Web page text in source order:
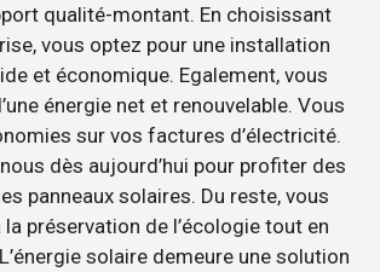
qualité-montant. En choisissant
vous optez pour une installation
et économique. Egalement, vous
énergie net et renouvelable. Vous
sur vos factures d’électricité.
dès aujourd’hui pour profiter des
panneaux solaires. Du reste, vous
préservation de l’écologie tout en
solaire demeure une solution